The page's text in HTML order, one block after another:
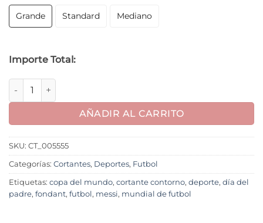
Grande Standard Mediano
Importe Total:
Jugador Futbol M5 cantidad
AÑADIR AL CARRITO
SKU: CT_005555
Categorías: Cortantes, Deportes, Futbol
Etiquetas: copa del mundo, cortante contorno, deporte, día del
padre, fondant, futbol, messi, mundial de futbol